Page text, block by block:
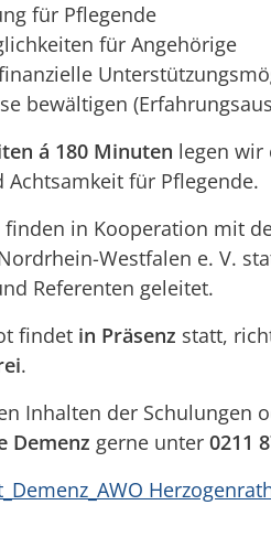
für Pflegende
für Angehörige
bewältigen
á 180 Minuten legen wir
Achtsamkeit für Pflegende.
finden in Kooperation mit
Westfalen e. V.
Referenten geleitet.
findet in Präsenz statt,
.
Inhalten der Schulungen
Demenz gerne unter 0211